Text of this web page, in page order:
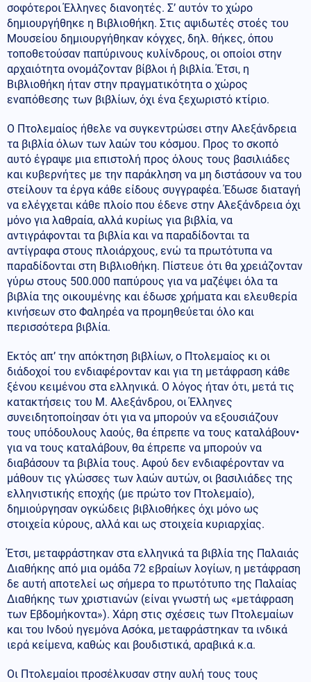
σοφότεροι Έλληνες διανοητές. Σ’ αυτόν το χώρο
δημιουργήθηκε η Βιβλιοθήκη. Στις αψιδωτές στοές του
Μουσείου δημιουργήθηκαν κόγχες, δηλ. θήκες, όπου
τοποθετούσαν παπύρινους κυλίνδρους, οι οποίοι στην
αρχαιότητα ονομάζονταν βίβλοι ή βιβλία. Έτσι, η
Βιβλιοθήκη ήταν στην πραγματικότητα ο χώρος
εναπόθεσης των βιβλίων, όχι ένα ξεχωριστό κτίριο.
Ο Πτολεμαίος ήθελε να συγκεντρώσει στην Αλεξάνδρεια
τα βιβλία όλων των λαών του κόσμου. Προς το σκοπό
αυτό έγραψε μια επιστολή προς όλους τους βασιλιάδες
και κυβερνήτες με την παράκληση να μη διστάσουν να του
στείλουν τα έργα κάθε είδους συγγραφέα. Έδωσε διαταγή
να ελέγχεται κάθε πλοίο που έδενε στην Αλεξάνδρεια όχι
μόνο για λαθραία, αλλά κυρίως για βιβλία, να
αντιγράφονται τα βιβλία και να παραδίδονται τα
αντίγραφα στους πλοιάρχους, ενώ τα πρωτότυπα να
παραδίδονται στη Βιβλιοθήκη. Πίστευε ότι θα χρειάζονταν
γύρω στους 500.000 παπύρους για να μαζέψει όλα τα
βιβλία της οικουμένης και έδωσε χρήματα και ελευθερία
κινήσεων στο Φαληρέα να προμηθεύεται όλο και
περισσότερα βιβλία.
Εκτός απ’ την απόκτηση βιβλίων, ο Πτολεμαίος κι οι
διάδοχοί του ενδιαφέρονταν και για τη μετάφραση κάθε
ξένου κειμένου στα ελληνικά. Ο λόγος ήταν ότι, μετά τις
κατακτήσεις του Μ. Αλεξάνδρου, οι Έλληνες
συνειδητοποίησαν ότι για να μπορούν να εξουσιάζουν
τους υπόδουλους λαούς, θα έπρεπε να τους καταλάβουν•
για να τους καταλάβουν, θα έπρεπε να μπορούν να
διαβάσουν τα βιβλία τους. Αφού δεν ενδιαφέρονταν να
μάθουν τις γλώσσες των λαών αυτών, οι βασιλιάδες της
ελληνιστικής εποχής (με πρώτο τον Πτολεμαίο),
δημιούργησαν ογκώδεις βιβλιοθήκες όχι μόνο ως
στοιχεία κύρους, αλλά και ως στοιχεία κυριαρχίας.
Έτσι, μεταφράστηκαν στα ελληνικά τα βιβλία της Παλαιάς
Διαθήκης από μια ομάδα 72 εβραίων λογίων, η μετάφραση
δε αυτή αποτελεί ως σήμερα το πρωτότυπο της Παλαίας
Διαθήκης των χριστιανών (είναι γνωστή ως «μετάφραση
των Εβδομήκοντα»). Χάρη στις σχέσεις των Πτολεμαίων
και του Ινδού ηγεμόνα Ασόκα, μεταφράστηκαν τα ινδικά
ιερά κείμενα, καθώς και βουδιστικά, αραβικά κ.α.
Οι Πτολεμαίοι προσέλκυσαν στην αυλή τους τους